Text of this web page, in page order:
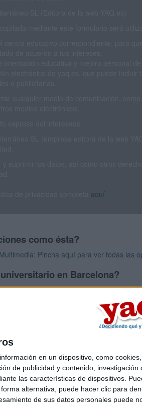
en un dispositivo, como
de publicidad y contenido, investigación
las características de dispositivos.
alternativa, puede hacer clic para
de sus datos personales puede
aquí
como ésta?
Pincha aquí para ver todas las
en Barcelona?
mayores en Barcelona
Quiénes somos|
Aviso legal|Politica de privacidad|
Compás Mediterráneo S.L.- Diego de